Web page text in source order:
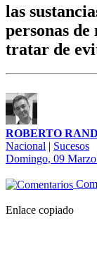
las
personas
tratar de
ROBERTO
Nacional | Sucesos
Domingo, 09
Enlace copiado